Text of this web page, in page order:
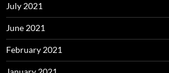
July 2021
June 2021
February 2021